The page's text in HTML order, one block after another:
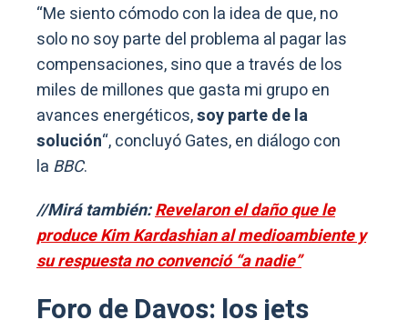
“Me siento cómodo con la idea de que, no
solo no soy parte del problema al pagar las
compensaciones, sino que a través de los
miles de millones que gasta mi grupo en
avances energéticos,soy parte de la
solución“, concluyó Gates, en diálogo con
la BBC.
//Mirá también:Revelaron el daño que le
produce Kim Kardashian al medioambiente y
su respuesta no convenció “a nadie”
Foro de Davos: los jets